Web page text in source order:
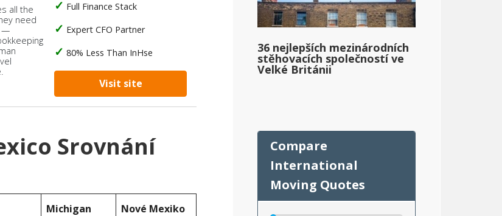
all the
need
—
Full Finance Stack
Expert CFO Partner
80% Less Than InHse
Visit site
Srovnání
Michigan Nové Mexiko
36 nejlepších mezinárodních
stěhovacích společností ve
Velké Británii